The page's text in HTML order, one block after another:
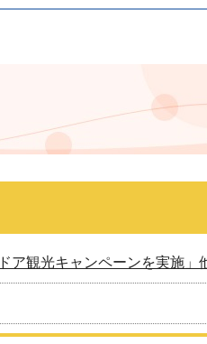
じ
ア観光キャンペーンを実施」